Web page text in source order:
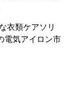
衣類ケアソリ
電気アイロン市